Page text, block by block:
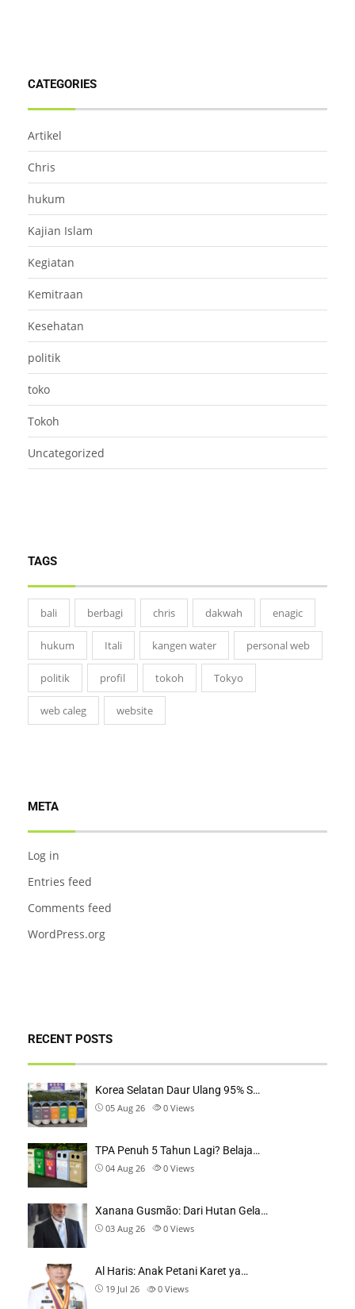
CATEGORIES
Artikel
Chris
hukum
Kajian Islam
Kegiatan
Kemitraan
Kesehatan
politik
toko
Tokoh
Uncategorized
TAGS
bali berbagi chris dakwah enagic
hukum Itali kangen water personal web
politik profil tokoh Tokyo
web caleg website
META
Log in
Entries feed
Comments feed
WordPress.org
RECENT POSTS
Korea Selatan Daur Ulang 95% S…
05 Aug 26 0 Views
TPA Penuh 5 Tahun Lagi? Belaja…
04 Aug 26 0 Views
Xanana Gusmão: Dari Hutan Gela…
03 Aug 26 0 Views
Al Haris: Anak Petani Karet ya…
19 Jul 26 0 Views